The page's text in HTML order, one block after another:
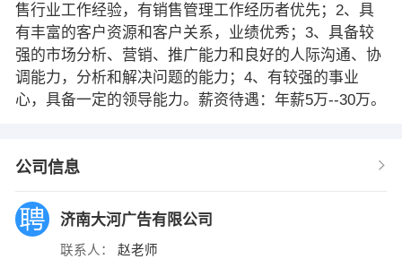
售行业工作经验，有销售管理工作经历者优先；2、具
有丰富的客户资源和客户关系，业绩优秀；3、具备较
强的市场分析、营销、推广能力和良好的人际沟通、协
调能力，分析和解决问题的能力；4、有较强的事业
心，具备一定的领导能力。薪资待遇：年薪5万--30万。
公司信息
济南大河广告有限公司
联系人： 赵老师